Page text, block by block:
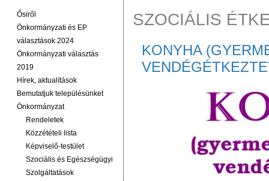
Ősiről
Önkormányzati és EP
választások 2024
Önkormányzati választás
2019
Hírek, aktualítások
Bemutatjuk településünket
Önkormányzat
Rendeletek
Közzétételi lista
Képviselő-testület
Szociális és Egészségügyi
Szolgáltatások
SZOCIÁLIS
KONYHA